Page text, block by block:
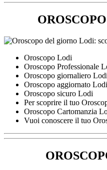
Oroscopo Lodi
Oroscopo Professionale
Oroscopo giornaliero Lodi
Oroscopo aggiornato Lodi
Oroscopo sicuro Lodi
Per scoprire il tuo
Oroscopo Cartomanzia
Vuoi conoscere il tuo